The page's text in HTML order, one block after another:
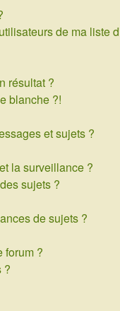
de ma liste
résultat ?
blanche ?!
et sujets ?
la surveillance ?
sujets ?
de sujets ?
forum ?
?